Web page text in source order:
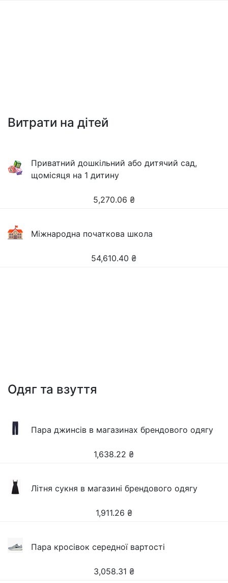
Витрати на дітей
Приватний дошкільний або дитячий сад,
щомісяця на 1 дитину
5,270.06 ₴
Міжнародна початкова школа
54,610.40 ₴
Одяг та взуття
Пара джинсів в магазинах брендового одягу
1,638.22 ₴
Літня сукня в магазині брендового одягу
1,911.26 ₴
Пара кросівок середної вартості
3,058.31 ₴